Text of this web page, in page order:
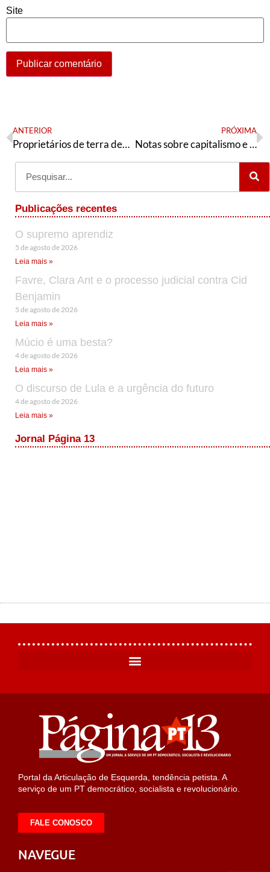
Site
ANTERIOR
Proprietários de terra devem quase R$ 1 trilhão à União
PRÓXIMA
Notas sobre capitalismo e socialismo (1)
Publicações recentes
O supremo aprendiz
5 de agosto de 2026
Leia mais »
Favre, Clara Ant e o processo judicial contra Cid
Benjamin
5 de agosto de 2026
Leia mais »
Múcio é uma besta?
4 de agosto de 2026
Leia mais »
O discurso de Lula e a urgência do futuro
4 de agosto de 2026
Leia mais »
Jornal Página 13
Portal da Articulação de Esquerda, tendência petista. A
serviço de um PT democrático, socialista e revolucionário.
FALE CONOSCO
NAVEGUE